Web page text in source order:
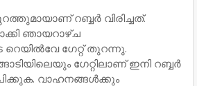
റബ്ബർ വിരിച്ചത്.
ഞായറാഴ്ച
ഗേറ്റ് തുറന്നു.
ഗേറ്റിലാണ് ഇനി റബ്ബർ
വാഹനങ്ങൾക്കും